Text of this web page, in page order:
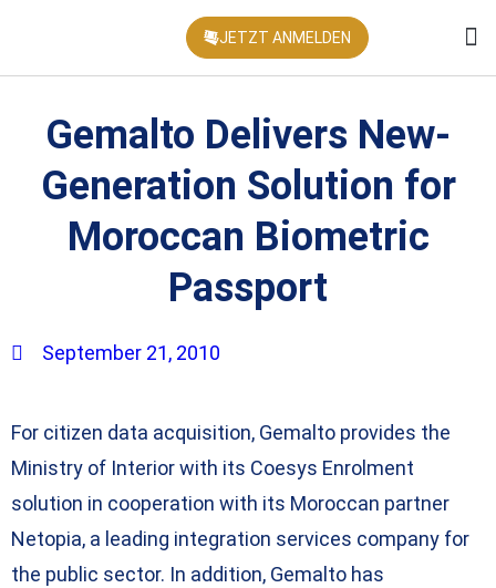
JETZT ANMELDEN
Gemalto Delivers New-
Generation Solution for
Moroccan Biometric
Passport
September 21, 2010
For citizen data acquisition, Gemalto provides the
Ministry of Interior with its Coesys Enrolment
solution in cooperation with its Moroccan partner
Netopia, a leading integration services company for
the public sector. In addition, Gemalto has